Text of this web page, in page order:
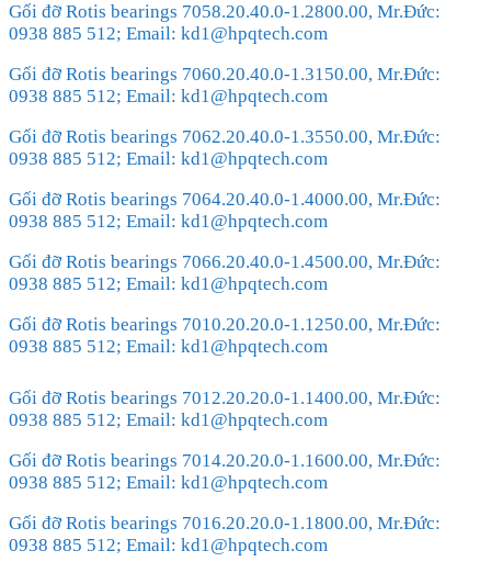
Gối đỡ Rotis bearings 7058.20.40.0-1.2800.00, Mr.Đức:
0938 885 512; Email: kd1@hpqtech.com
Gối đỡ Rotis bearings 7060.20.40.0-1.3150.00, Mr.Đức:
0938 885 512; Email: kd1@hpqtech.com
Gối đỡ Rotis bearings 7062.20.40.0-1.3550.00, Mr.Đức:
0938 885 512; Email: kd1@hpqtech.com
Gối đỡ Rotis bearings 7064.20.40.0-1.4000.00, Mr.Đức:
0938 885 512; Email: kd1@hpqtech.com
Gối đỡ Rotis bearings 7066.20.40.0-1.4500.00, Mr.Đức:
0938 885 512; Email: kd1@hpqtech.com
Gối đỡ Rotis bearings 7010.20.20.0-1.1250.00, Mr.Đức:
0938 885 512; Email: kd1@hpqtech.com
Gối đỡ Rotis bearings 7012.20.20.0-1.1400.00, Mr.Đức:
0938 885 512; Email: kd1@hpqtech.com
Gối đỡ Rotis bearings 7014.20.20.0-1.1600.00, Mr.Đức:
0938 885 512; Email: kd1@hpqtech.com
Gối đỡ Rotis bearings 7016.20.20.0-1.1800.00, Mr.Đức:
0938 885 512; Email: kd1@hpqtech.com